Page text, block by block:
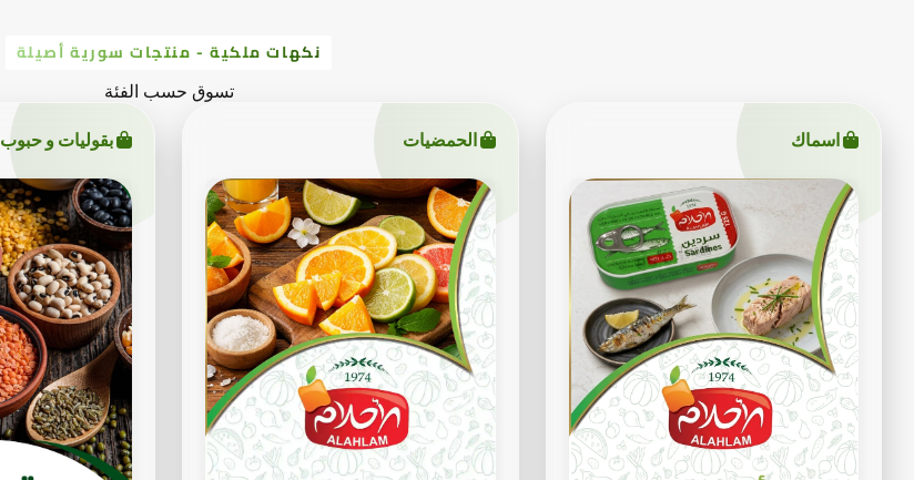
نكهات ملكية - منتجات سورية أصيلة
تسوق حسب الفئة
اسماك الحمضيات بقوليات و حبوب